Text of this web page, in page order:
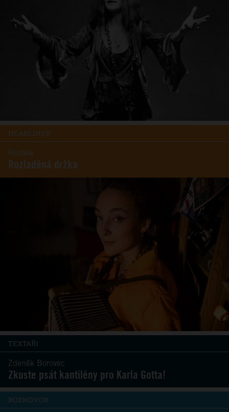
HEADLINER
Rozálie
Rozladěná držka
TEXTAŘI
Zdeněk Borovec
Zkuste psát kantilény pro Karla Gotta!
ROZHOVOR